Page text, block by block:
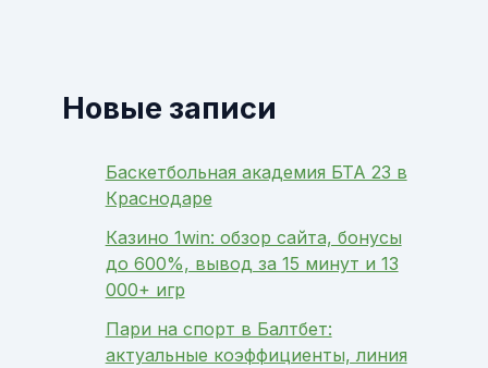
Новые записи
Баскетбольная академия БТА 23 в
Краснодаре
Казино 1win: обзор сайта, бонусы
до 600%, вывод за 15 минут и 13
000+ игр
Пари на спорт в Балтбет:
актуальные коэффициенты, линия